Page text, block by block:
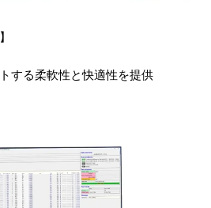
する柔軟性と快適性を提供